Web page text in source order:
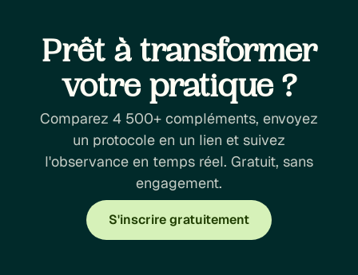
Prêt à transformer
votre pratique ?
Comparez 4 500+ compléments, envoyez
un protocole en un lien et suivez
l'observance en temps réel. Gratuit, sans
engagement.
S'inscrire gratuitement